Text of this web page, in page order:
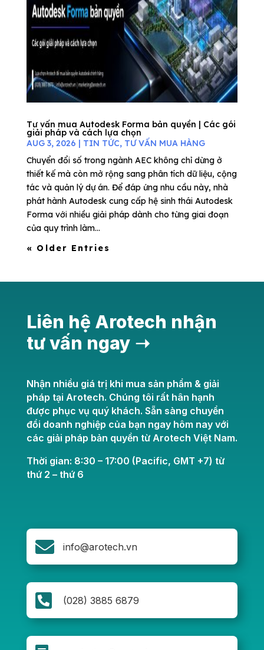
Tư vấn mua Autodesk Forma bản quyền | Các gói
giải pháp và cách lựa chọn
AUG 3, 2026 | TIN TỨC, TƯ VẤN MUA HÀNG
Chuyển đổi số trong ngành AEC không chỉ dừng ở
thiết kế mà còn mở rộng sang phân tích dữ liệu, cộng
tác và quản lý dự án. Để đáp ứng nhu cầu này, nhà
phát hành Autodesk cung cấp hệ sinh thái Autodesk
Forma với nhiều giải pháp dành cho từng giai đoạn
của quy trình làm...
« Older Entries
Liên hệ Arotech nhận
tư vấn ngay ➝
Nhận nhiều giá trị khi mua sản phẩm & giải
pháp tại Arotech. Chúng tôi rất hân hạnh
được phục vụ quý khách. Sẵn sàng chuyển
đổi doanh nghiệp của bạn ngay hôm nay với
các giải pháp bản quyền từ Arotech Việt Nam.
Thời gian: 8:30 – 17:00 (Pacific, GMT +7) từ
thứ 2 – thứ 6
 info@arotech.vn
 (028) 3885 6879